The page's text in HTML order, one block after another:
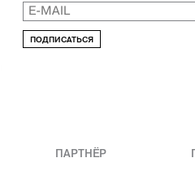
ПОДПИСАТЬСЯ
ПАРТНЁР